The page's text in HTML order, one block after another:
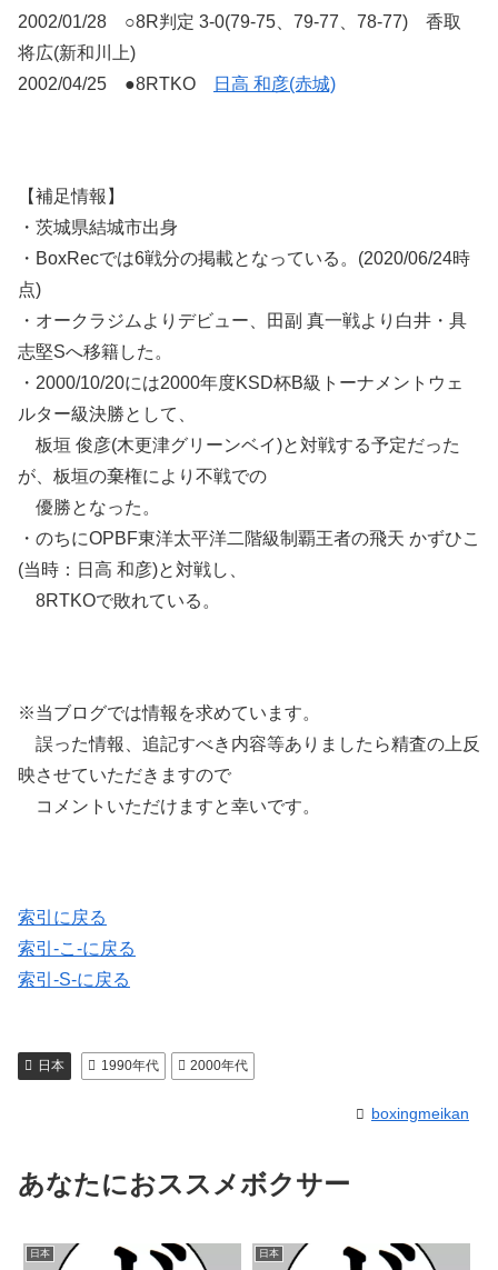
2002/01/28 ○8R判定 3-0(79-75、79-77、78-77) 香取
将広(新和川上)
2002/04/25 ●8RTKO
日高 和彦(赤城)
【補足情報】
・茨城県結城市出身
・BoxRecでは6戦分の掲載となっている。(2020/06/24時
点)
・オークラジムよりデビュー、田副 真一戦より白井・具
志堅Sへ移籍した。
・2000/10/20には2000年度KSD杯B級トーナメントウェ
ルター級決勝として、
板垣 俊彦(木更津グリーンベイ)と対戦する予定だった
が、板垣の棄権により不戦での
優勝となった。
・のちにOPBF東洋太平洋二階級制覇王者の飛天 かずひこ
(当時：日高 和彦)と対戦し、
8RTKOで敗れている。
※当ブログでは情報を求めています。
誤った情報、追記すべき内容等ありましたら精査の上反
映させていただきますので
コメントいただけますと幸いです。
索引に戻る
索引-こ-に戻る
索引-S-に戻る
日本 1990年代 2000年代
boxingmeikan
あなたにおススメボクサー
日本 日本